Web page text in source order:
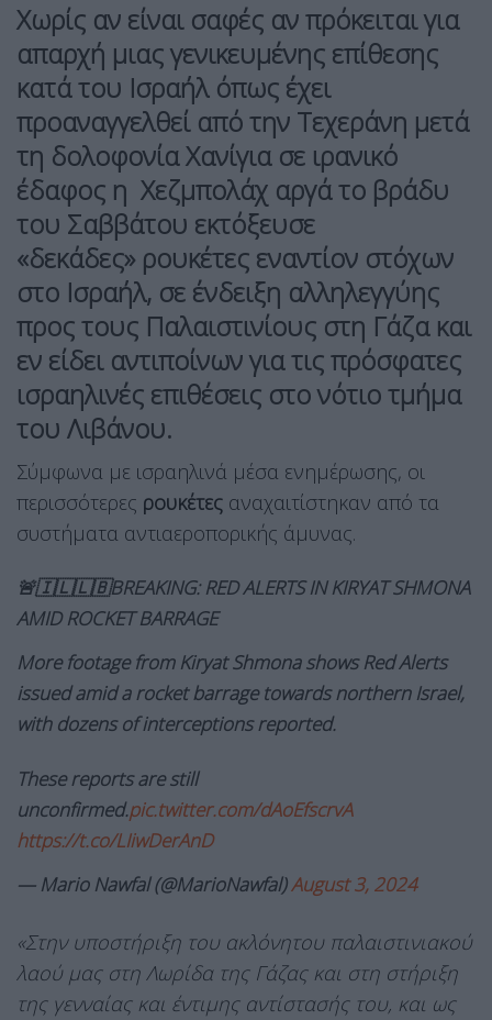
Χωρίς αν είναι σαφές αν πρόκειται για
απαρχή μιας γενικευμένης επίθεσης
κατά του Ισραήλ όπως έχει
προαναγγελθεί από την Τεχεράνη μετά
τη δολοφονία Χανίγια σε ιρανικό
έδαφος η Χεζμπολάχ αργά το βράδυ
του Σαββάτου εκτόξευσε
«δεκάδες» ρουκέτες εναντίον στόχων
στο Ισραήλ, σε ένδειξη αλληλεγγύης
προς τους Παλαιστινίους στη Γάζα και
εν είδει αντιποίνων για τις πρόσφατες
ισραηλινές επιθέσεις στο νότιο τμήμα
του Λιβάνου.
Σύμφωνα με ισραηλινά μέσα ενημέρωσης, οι
περισσότερες ρουκέτες αναχαιτίστηκαν από τα
συστήματα αντιαεροπορικής άμυνας.
🚨🇮🇱🇱🇧BREAKING: RED ALERTS IN KIRYAT SHMONA
AMID ROCKET BARRAGE
More footage from Kiryat Shmona shows Red Alerts
issued amid a rocket barrage towards northern Israel,
with dozens of interceptions reported.
These reports are still
unconfirmed.pic.twitter.com/dAoEfscrvA
https://t.co/LIiwDerAnD
— Mario Nawfal (@MarioNawfal)August 3, 2024
«Στην υποστήριξη του ακλόνητου παλαιστινιακού
λαού μας στη Λωρίδα της Γάζας και στη στήριξη
της γενναίας και έντιμης αντίστασής του, και ως